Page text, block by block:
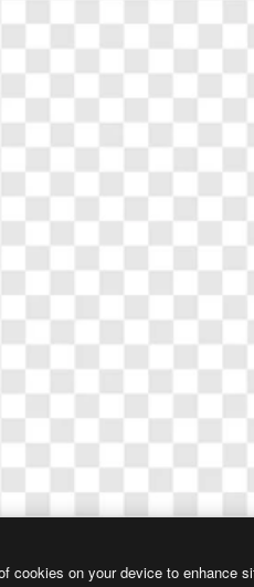
cookies on your device to enhance